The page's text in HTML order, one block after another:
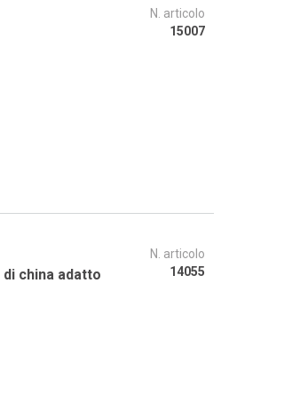
N. articolo
15007
N. articolo
14055